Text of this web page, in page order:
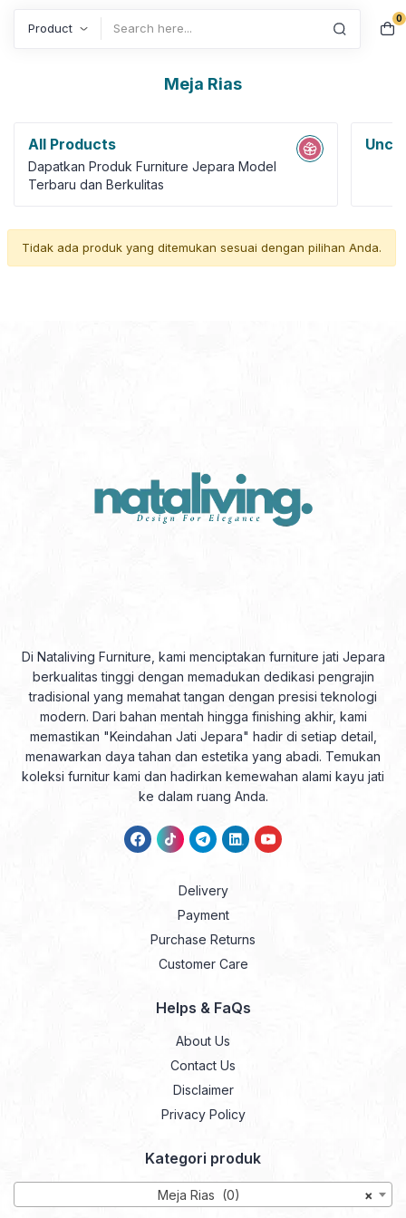
0
Meja Rias
All Products
Dapatkan Produk Furniture Jepara Model
Terbaru dan Berkulitas
Tidak ada produk yang ditemukan sesuai dengan pilihan Anda.
Di Nataliving Furniture, kami menciptakan furniture jati Jepara
berkualitas tinggi dengan memadukan dedikasi pengrajin
tradisional yang memahat tangan dengan presisi teknologi
modern. Dari bahan mentah hingga finishing akhir, kami
memastikan "Keindahan Jati Jepara" hadir di setiap detail,
menawarkan daya tahan dan estetika yang abadi. Temukan
koleksi furnitur kami dan hadirkan kemewahan alami kayu jati
ke dalam ruang Anda.
Delivery
Payment
Purchase Returns
Customer Care
Helps & FaQs
About Us
Contact Us
Disclaimer
Privacy Policy
Kategori produk
×
Meja Rias (0)